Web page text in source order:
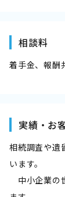
相談料
着手金、報酬
実績・お
相続調査や遺
います。
中小企業の